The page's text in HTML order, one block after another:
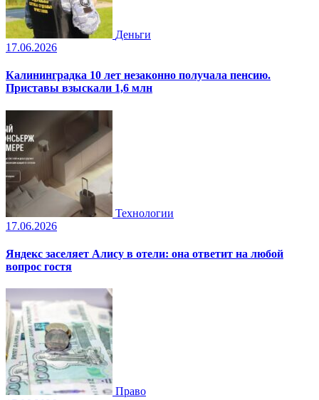
Деньги
17.06.2026
Калининградка 10 лет незаконно получала пенсию.
Приставы взыскали 1,6 млн
Технологии
17.06.2026
Яндекс заселяет Алису в отели: она ответит на любой
вопрос гостя
Право